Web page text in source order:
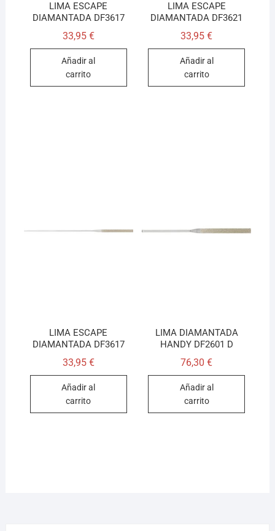
LIMA ESCAPE
DIAMANTADA DF3617
33,95 €
Añadir al
carrito
LIMA ESCAPE
DIAMANTADA DF3621
33,95€
Añadir al
carrito
LIMA ESCAPE
DIAMANTADA DF3617
33,95 €
Añadir al
carrito
LIMA DIAMANTADA
HANDY DF2601 D
76,30€
Añadir al
carrito